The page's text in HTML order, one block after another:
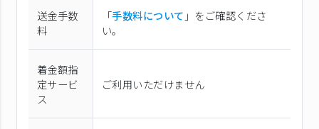
送金手数
料
「手数料について 」をご確認くださ
い。
着金額指
定サービ
ス
ご利用いただけません